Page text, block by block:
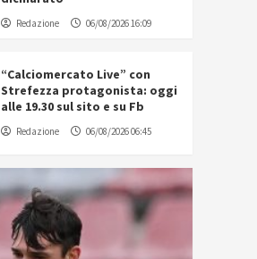
Redazione 06/08/2026 16:09
“Calciomercato Live” con
Strefezza protagonista: oggi
alle 19.30 sul sito e su Fb
Redazione 06/08/2026 06:45